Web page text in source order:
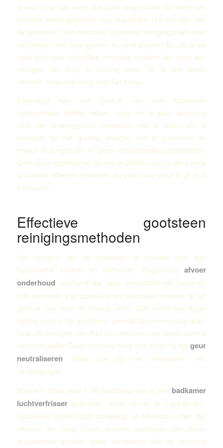
ervoor zorgt dat water niet goed wegstroomt. Dit biedt een
perfecte voedingsbodem voor bacteriën. Het reinigen van
de gootsteen met effectieve gootsteen reinigingsmethoden
kan helpen om deze geuren te neutraliseren. En als je op
zoek bent naar natuurlijke remedies, probeer dan eens een
mengsel van azijn en baking soda. Dit is niet alleen
effectief, maar ook veilig voor het milieu.
Daarnaast kan het gebruik van een badkamer
luchtverfrisser tijdelijk helpen, maar het is geen oplossing
voor het onderliggende probleem. Het is beter om te
focussen op het grondig reinigen van je gootsteen en
ervoor te zorgen dat er geen voedselresten achterblijven.
Door deze hygiënische tips toe te passen, kun je geur in de
gootsteen effectief bestrijden en een frisse geur in je huis
behouden.
Effectieve gootsteen
reinigingsmethoden
Het reinigen van de gootsteen is cruciaal voor een
hygiënische keuken en badkamer. Regelmatigafvoer
onderhoud voorkomt dat geur veroorzakende bacteriën
zich ophopen. Een populaire en natuurlijke remedie is het
gebruik van azijn en baking soda. Giet eerst een kopje
baking soda in de gootsteen, gevolgd door een kopje azijn.
Laat dit mengsel een half uur inwerken en spoel daarna
met heet water. Deze methode helpt niet alleen bij hetgeur
neutraliseren , maar ook bij het verwijderen van
verstoppingen.
Voor een frisse geur in de badkamer kun je een badkamer
luchtverfrissergebruiken, maar let op de ingrediënten.
Natuurlijke opties zoals citroensap of etherische oliën zijn
effectief en veilig. Deze aroma’s bestrijden niet alleen
ongewenste geuren, maar verbeteren ook de algehele